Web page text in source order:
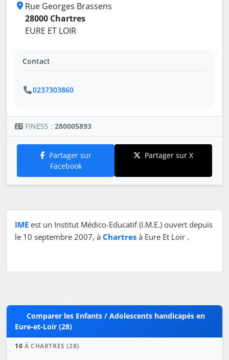
Rue Georges Brassens
28000 Chartres
EURE ET LOIR
Contact
0237303860
FINESS : 280005893
Partager sur
Facebook
Partager sur X
IME est un Institut Médico-Educatif (I.M.E.) ouvert depuis
le 10 septembre 2007, à Chartres à Eure Et Loir .
Comparer les Enfants / Adolescents handicapés en
Eure-et-Loir (28)
10 À CHARTRES (28)